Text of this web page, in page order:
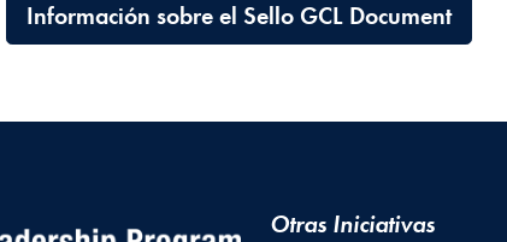
Información sobre el Sello GCL Document
Otras Iniciativas